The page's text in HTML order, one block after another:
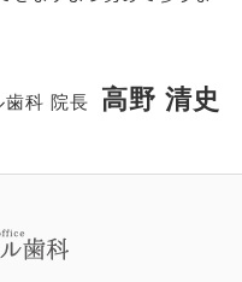
歯科 院長 高野 清史